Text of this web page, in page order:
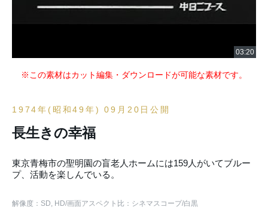
※この素材はカット編集・ダウンロードが可能な素材です。
1974年(昭和49年) 09月20日公開
長生きの幸福
東京青梅市の聖明園の盲老人ホームには159人がいてブルー
プ、活動を楽しんでいる。
解像度：SD, HD/画面アスペクト比：シネマスコープ/白黒